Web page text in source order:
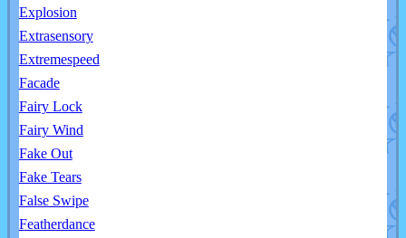
Explosion
Extrasensory
Extremespeed
Facade
Fairy Lock
Fairy Wind
Fake Out
Fake Tears
False Swipe
Featherdance